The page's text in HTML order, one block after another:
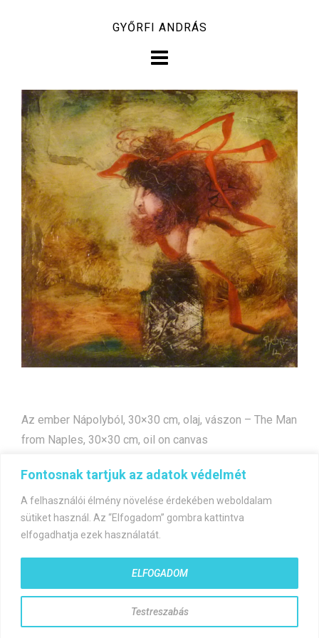
Fontosnak tartjuk az adatok védelmét
A felhasználói élmény növelése érdekében weboldalam
sütiket használ. Az “Elfogadom” gombra kattintva
elfogadhatja ezek használatát.
Testreszabás
ELFOGADOM
GYŐRFI ANDRÁS
Az ember Nápolyból, 30×30 cm, olaj, vászon – The Man
from Naples, 30×30 cm, oil on canvas
Bejegyzés
navigáció
©gyorfiandras.hu